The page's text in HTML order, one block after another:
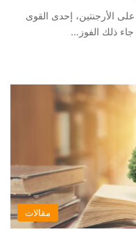
الأرجنتين، إحدى القوى
جاء ذلك الفوز…
مقالات